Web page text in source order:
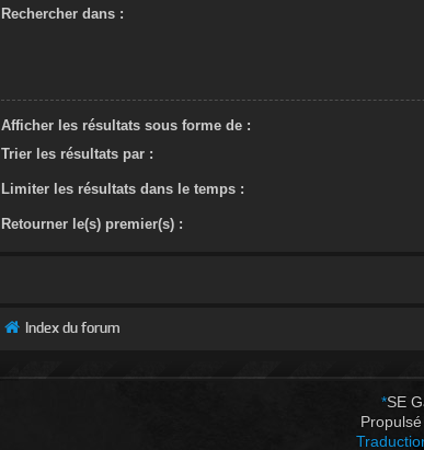
Rechercher dans :
Afficher les résultats sous forme de :
Trier les résultats par :
Limiter les résultats dans le temps :
Retourner le(s) premier(s) :
Index du forum
*SE